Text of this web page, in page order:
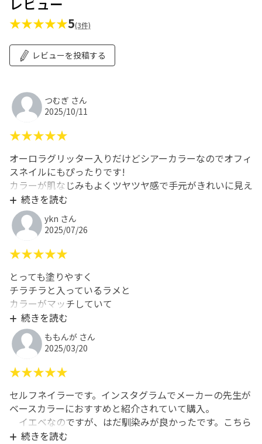
★★★★★5(3件)
レビューを投稿する
つむぎ さん
2025/10/11
★★★★★
オーロラグリッター入りだけどシアーカラーなのでオフィ
スネイルにもぴったりです!
カラーが肌なじみもよくツヤツヤ感で手元がきれいに見え
ます。
続きを読む
ykn さん
2025/07/26
★★★★★
とっても塗りやすく
チラチラと入っているラメと
カラーがマッチしていて
とても可愛いです!!
続きを読む
ももんが さん
2025/03/20
★★★★★
セルフネイラーです。インスタグラムでメーカーの先生が
ベースカラーにおすすめと紹介されていて購入。
イエベなのですが、はだ馴染みが良かったです。こちら
をベースカラーにしてフレンチをされていましたがカラー
続きを読む